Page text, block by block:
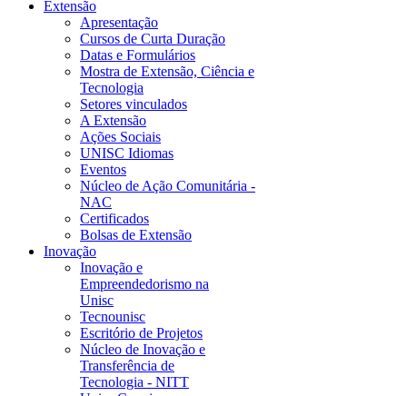
Extensão
Apresentação
Cursos de Curta Duração
Datas e Formulários
Mostra de Extensão, Ciência e
Tecnologia
Setores vinculados
A Extensão
Ações Sociais
UNISC Idiomas
Eventos
Núcleo de Ação Comunitária -
NAC
Certificados
Bolsas de Extensão
Inovação
Inovação e
Empreendedorismo na
Unisc
Tecnounisc
Escritório de Projetos
Núcleo de Inovação e
Transferência de
Tecnologia - NITT